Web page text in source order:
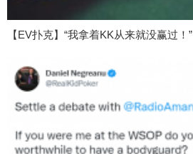
【EV扑克】“我拿着KK从来就没赢过！”